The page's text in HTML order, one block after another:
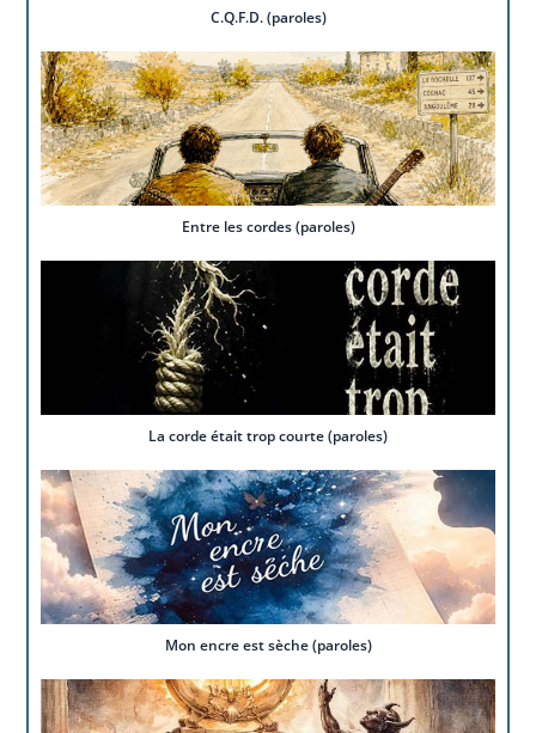
C.Q.F.D. (paroles)
Entre les cordes (paroles)
La corde était trop courte (paroles)
Mon encre est sèche (paroles)